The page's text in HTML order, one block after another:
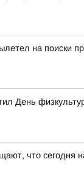
на поиски
День
что сегодня